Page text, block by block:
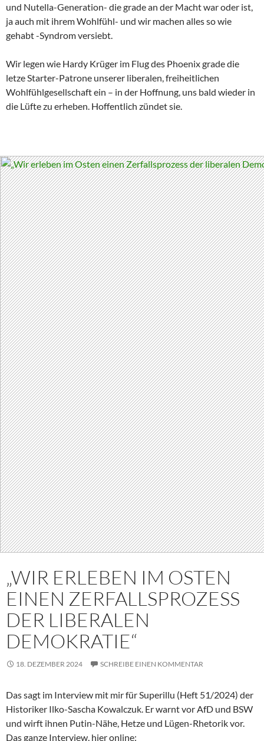
und Nutella-Generation- die grade an der Macht war oder ist,
ja auch mit ihrem Wohlfühl- und wir machen alles so wie
gehabt -Syndrom versiebt.
Wir legen wie Hardy Krüger im Flug des Phoenix grade die
letze Starter-Patrone unserer liberalen, freiheitlichen
Wohlfühlgesellschaft ein – in der Hoffnung, uns bald wieder in
die Lüfte zu erheben. Hoffentlich zündet sie.
„WIR ERLEBEN IM OSTEN
EINEN ZERFALLSPROZESS
DER LIBERALEN
DEMOKRATIE“
18. DEZEMBER 2024 SCHREIBE EINEN KOMMENTAR
Das sagt im Interview mit mir für Superillu (Heft 51/2024) der
Historiker Ilko-Sascha Kowalczuk. Er warnt vor AfD und BSW
und wirft ihnen Putin-Nähe, Hetze und Lügen-Rhetorik vor.
Das ganze Interview, hier online: